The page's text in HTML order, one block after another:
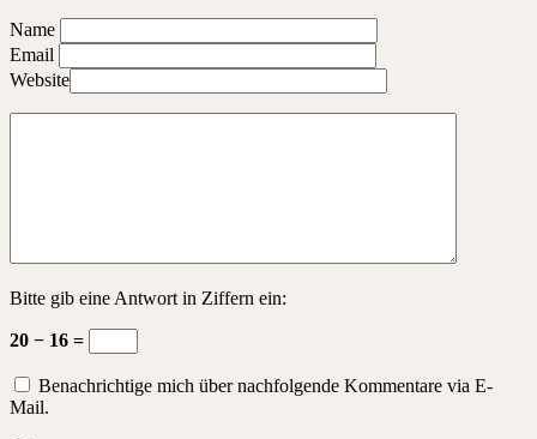
Name
Email
Website
Bitte gib eine Antwort in Ziffern ein:
20 − 16 =
Benachrichtige mich über nachfolgende Kommentare via E-
Mail.